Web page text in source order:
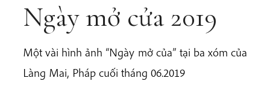
Ngày mở cửa 2019
Một vài hình ảnh “Ngày mở của” tại ba xóm của
Làng Mai, Pháp cuối tháng 06.2019